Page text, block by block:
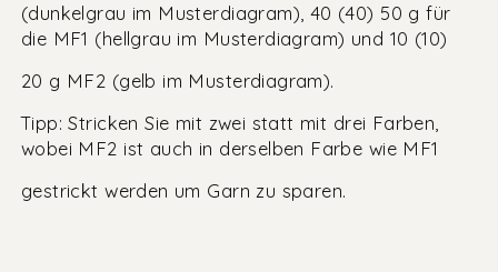
(dunkelgrau im Musterdiagram), 40 (40) 50 g für
die MF1 (hellgrau im Musterdiagram) und 10 (10)
20 g MF2 (gelb im Musterdiagram).
Tipp: Stricken Sie mit zwei statt mit drei Farben,
wobei MF2 ist auch in derselben Farbe wie MF1
gestrickt werden um Garn zu sparen.